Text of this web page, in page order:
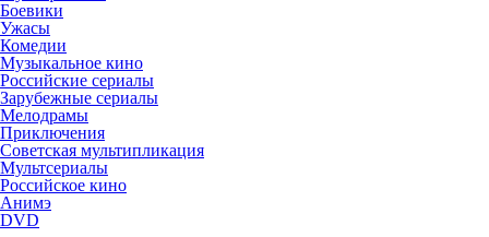
Боевики
Ужасы
Комедии
Музыкальное кино
Российские сериалы
Зарубежные сериалы
Мелодрамы
Приключения
Советская мультипликация
Мультсериалы
Российское кино
Анимэ
DVD